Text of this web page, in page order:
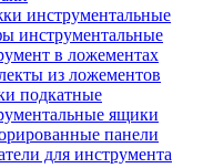
инструментальные
инструментальные
в ложементах
из ложементов
подкатные
ящики
панели
для инструмента